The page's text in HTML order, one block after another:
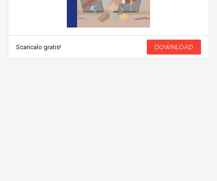
Scaricalo gratis! DOWNLOAD